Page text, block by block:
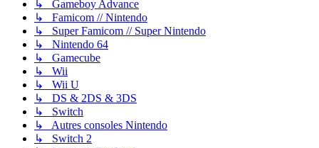
↳ Gameboy Advance
↳ Famicom // Nintendo
↳ Super Famicom // Super Nintendo
↳ Nintendo 64
↳ Gamecube
↳ Wii
↳ Wii U
↳ DS & 2DS & 3DS
↳ Switch
↳ Autres consoles Nintendo
↳ Switch 2